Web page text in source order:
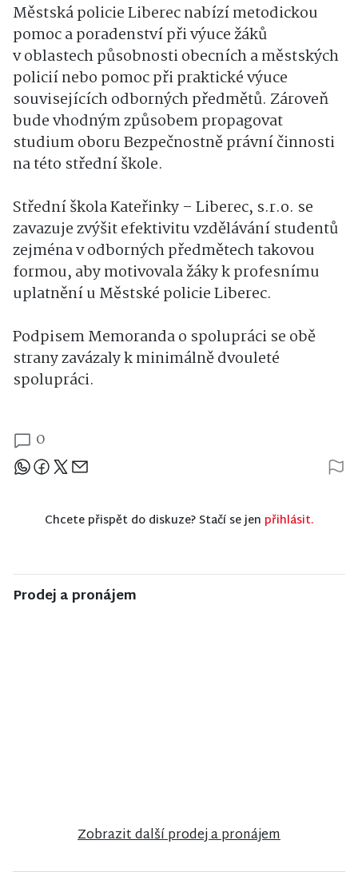
Městská policie Liberec nabízí metodickou
pomoc a poradenství při výuce žáků
v oblastech působnosti obecních a městských
policií nebo pomoc při praktické výuce
souvisejících odborných předmětů. Zároveň
bude vhodným způsobem propagovat
studium oboru Bezpečnostně právní činnosti
na této střední škole.
Střední škola Kateřinky – Liberec, s.r.o. se
zavazuje zvýšit efektivitu vzdělávání studentů
zejména v odborných předmětech takovou
formou, aby motivovala žáky k profesnímu
uplatnění u Městské policie Liberec.
Podpisem Memoranda o spolupráci se obě
strany zavázaly k minimálně dvouleté
spolupráci.
0
Sdílejte článek
Chcete přispět do diskuze? Stačí se jen přihlásit.
Prodej a pronájem
Zobrazit další prodej a pronájem